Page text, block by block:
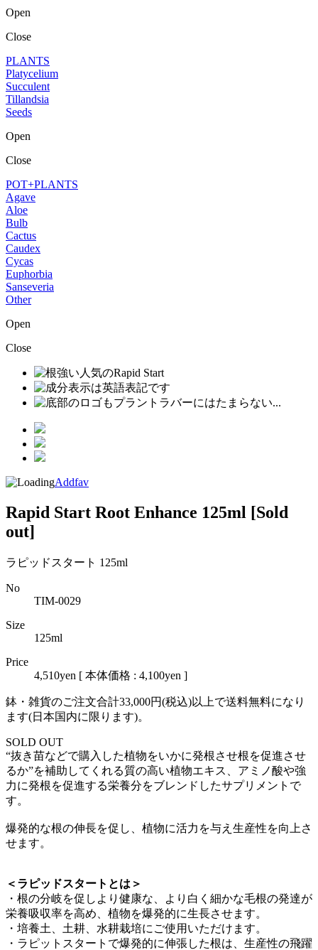
Open
Close
PLANTS
Platycelium
Succulent
Tillandsia
Seeds
Open
Close
POT+PLANTS
Agave
Aloe
Bulb
Cactus
Caudex
Cycas
Euphorbia
Sanseveria
Other
Open
Close
Addfav
Rapid Start Root Enhance 125ml [Sold
out]
ラピッドスタート 125ml
No
TIM-0029
Size
125ml
Price
4,510yen [ 本体価格 : 4,100yen ]
鉢・雑貨のご注文合計33,000円(税込)以上で送料無料になり
ます(日本国内に限ります)。
SOLD OUT
“抜き苗などで購入した植物をいかに発根させ根を促進させ
るか”を補助してくれる質の高い植物エキス、アミノ酸や強
力に発根を促進する栄養分をブレンドしたサプリメントで
す。
爆発的な根の伸長を促し、植物に活力を与え生産性を向上さ
せます。
＜ラピッドスタートとは＞
・根の分岐を促しより健康な、より白く細かな毛根の発達が
栄養吸収率を高め、植物を爆発的に生長させます。
・培養土、土耕、水耕栽培にご使用いただけます。
・ラピットスタートで爆発的に伸張した根は、生産性の飛躍